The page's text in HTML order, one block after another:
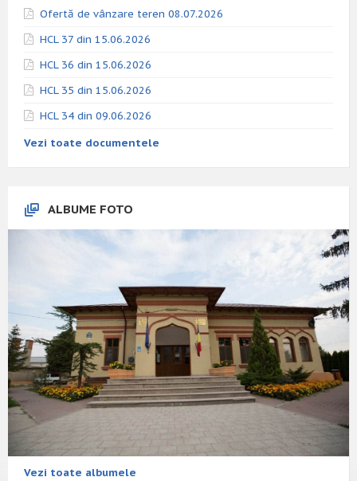
Ofertă de vânzare teren 08.07.2026
HCL 37 din 15.06.2026
HCL 36 din 15.06.2026
HCL 35 din 15.06.2026
HCL 34 din 09.06.2026
Vezi toate documentele
ALBUME FOTO
Vezi toate albumele